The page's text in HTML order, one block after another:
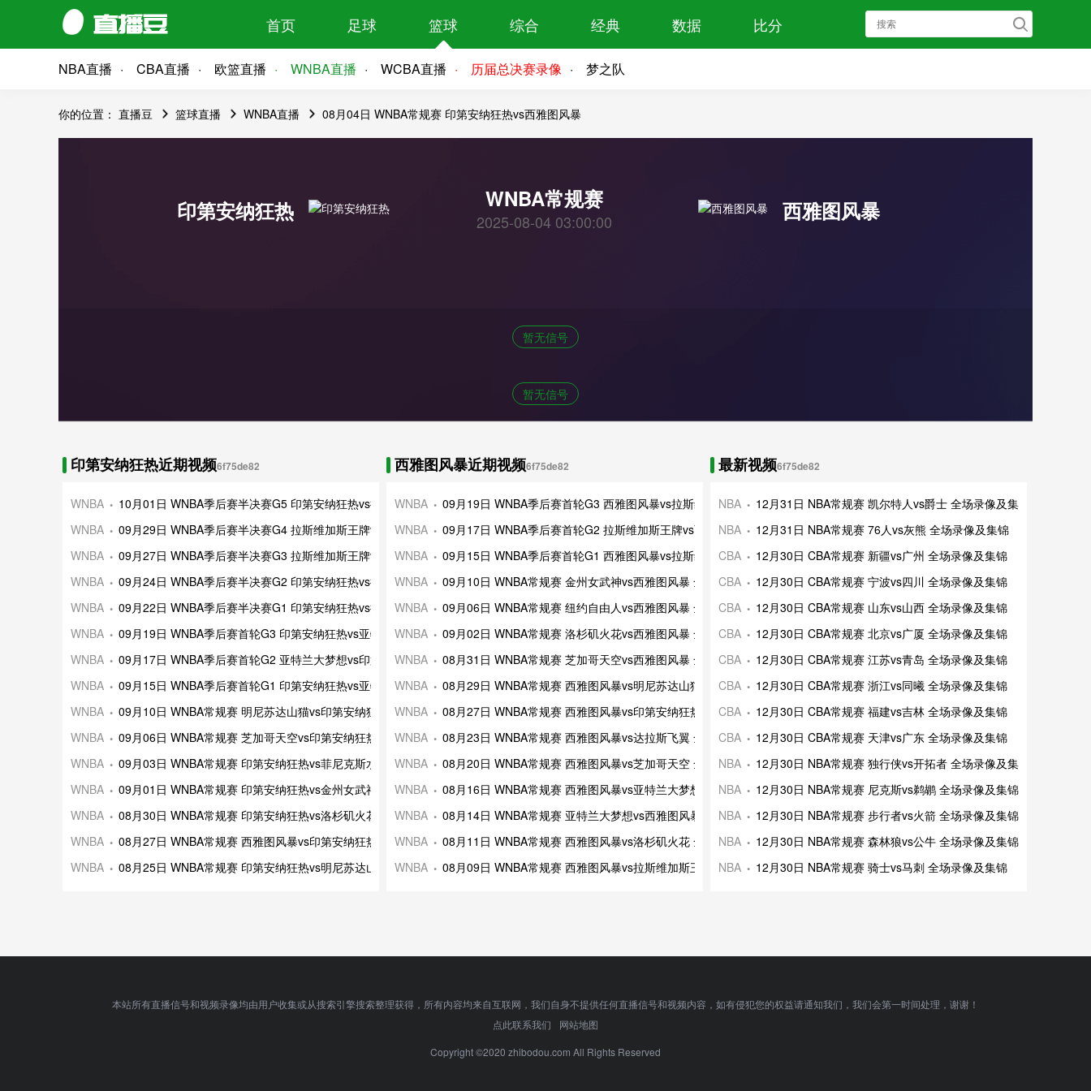
首页 足球 篮球 综合 经典 数据 比分
NBA直播 CBA直播 欧篮直播 WNBA直播 WCBA直播 历届总决赛录像 梦之队
你的位置： 直播豆 篮球直播 WNBA直播 08月04日 WNBA常规赛 印第安纳狂热vs西雅图风暴
印第安纳狂热 WNBA常规赛
2025-08-04 03:00:00 西雅图风暴
暂无信号
暂无信号
印第安纳狂热近期视频6f75de82
WNBA
10月01日 WNBA季后赛半决赛G5 印第安纳狂热vs拉斯维加斯王牌 全
WNBA
09月29日 WNBA季后赛半决赛G4 拉斯维加斯王牌vs印第安纳狂热星
WNBA
09月27日 WNBA季后赛半决赛G3 拉斯维加斯王牌vs印第安纳狂热 全
WNBA
09月24日 WNBA季后赛半决赛G2 印第安纳狂热vs拉斯维加斯王牌 全
WNBA
09月22日 WNBA季后赛半决赛G1 印第安纳狂热vs拉斯维加斯王牌 全
WNBA
09月19日 WNBA季后赛首轮G3 印第安纳狂热vs亚特兰大梦想 全场录
WNBA
09月17日 WNBA季后赛首轮G2 亚特兰大梦想vs印第安纳狂热 全场录
WNBA
09月15日 WNBA季后赛首轮G1 印第安纳狂热vs亚特兰大梦想 全场录
WNBA
09月10日 WNBA常规赛 明尼苏达山猫vs印第安纳狂热 全场录像及集
WNBA
09月06日 WNBA常规赛 芝加哥天空vs印第安纳狂热 全场录像及集锦
WNBA
09月03日 WNBA常规赛 印第安纳狂热vs菲尼克斯水星 全场录像及集
WNBA
09月01日 WNBA常规赛 印第安纳狂热vs金州女武神 全场录像及集锦
WNBA
08月30日 WNBA常规赛 印第安纳狂热vs洛杉矶火花 全场录像及集锦
WNBA
08月27日 WNBA常规赛 西雅图风暴vs印第安纳狂热 全场录像及集锦
WNBA
08月25日 WNBA常规赛 印第安纳狂热vs明尼苏达山猫 全场录像及集
西雅图风暴近期视频6f75de82
WNBA
09月19日 WNBA季后赛首轮G3 西雅图风暴vs拉斯维加斯王牌 全场录
WNBA
09月17日 WNBA季后赛首轮G2 拉斯维加斯王牌vs西雅图风暴 全场录
WNBA
09月15日 WNBA季后赛首轮G1 西雅图风暴vs拉斯维加斯王牌 全场录
WNBA
09月10日 WNBA常规赛 金州女武神vs西雅图风暴 全场录像及集锦
WNBA
09月06日 WNBA常规赛 纽约自由人vs西雅图风暴 全场录像及集锦
WNBA
09月02日 WNBA常规赛 洛杉矶火花vs西雅图风暴 全场录像及集锦
WNBA
08月31日 WNBA常规赛 芝加哥天空vs西雅图风暴 全场录像及集锦
WNBA
08月29日 WNBA常规赛 西雅图风暴vs明尼苏达山猫 全场录像及集锦
WNBA
08月27日 WNBA常规赛 西雅图风暴vs印第安纳狂热 全场录像及集锦
WNBA
08月23日 WNBA常规赛 西雅图风暴vs达拉斯飞翼 全场录像及集锦
WNBA
08月20日 WNBA常规赛 西雅图风暴vs芝加哥天空 全场录像及集锦
WNBA
08月16日 WNBA常规赛 西雅图风暴vs亚特兰大梦想 全场录像及集锦
WNBA
08月14日 WNBA常规赛 亚特兰大梦想vs西雅图风暴 全场录像及集锦
WNBA
08月11日 WNBA常规赛 西雅图风暴vs洛杉矶火花 全场录像及集锦
WNBA
08月09日 WNBA常规赛 西雅图风暴vs拉斯维加斯王牌 全场录像及集
最新视频6f75de82
NBA
12月31日 NBA常规赛 凯尔特人vs爵士 全场录像及集锦
NBA
12月31日 NBA常规赛 76人vs灰熊 全场录像及集锦
CBA
12月30日 CBA常规赛 新疆vs广州 全场录像及集锦
CBA
12月30日 CBA常规赛 宁波vs四川 全场录像及集锦
CBA
12月30日 CBA常规赛 山东vs山西 全场录像及集锦
CBA
12月30日 CBA常规赛 北京vs广厦 全场录像及集锦
CBA
12月30日 CBA常规赛 江苏vs青岛 全场录像及集锦
CBA
12月30日 CBA常规赛 浙江vs同曦 全场录像及集锦
CBA
12月30日 CBA常规赛 福建vs吉林 全场录像及集锦
CBA
12月30日 CBA常规赛 天津vs广东 全场录像及集锦
NBA
12月30日 NBA常规赛 独行侠vs开拓者 全场录像及集锦
NBA
12月30日 NBA常规赛 尼克斯vs鹈鹕 全场录像及集锦
NBA
12月30日 NBA常规赛 步行者vs火箭 全场录像及集锦
NBA
12月30日 NBA常规赛 森林狼vs公牛 全场录像及集锦
NBA
12月30日 NBA常规赛 骑士vs马刺 全场录像及集锦
本站所有直播信号和视频录像均由用户收集或从搜索引擎搜索整理获得，所有内容均来自互联网，我们自身不提供任何直播信号和视频内容，如有侵犯您的权益请通知我们，我们会第一时间处理，谢谢！
点此联系我们
网站地图
Copyright ©2020 zhibodou.com All Rights Reserved